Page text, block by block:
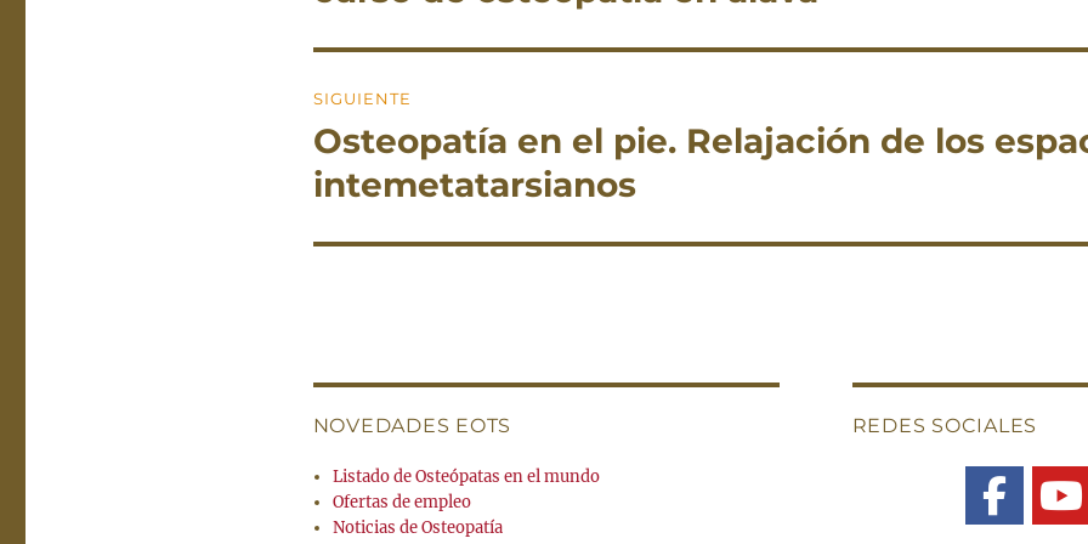
SIGUIENTE
Entrada
siguiente:
Osteopatía en el pie. Relajación de los
intemetatarsianos
NOVEDADES EOTS
Listado de Osteópatas en el mundo
Ofertas de empleo
Noticias de Osteopatía
REDES SOCIALES